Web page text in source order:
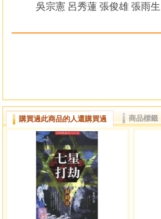
吳宗憲 呂秀蓮 張俊雄 張雨生
第六篇 波動卜卦
第八篇 心靈波動的世界
第九篇 波動陽宅篇
購買過此商品的人還購買過 商品標籤